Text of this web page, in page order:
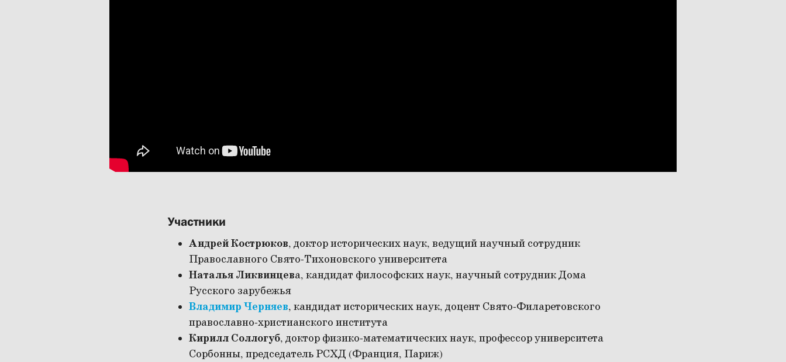
Участники
Андрей Кострюков, доктор исторических наук, ведущий научный сотрудник
Православного Свято-Тихоновского университета
Наталья Ликвинцева, кандидат философских наук, научный сотрудник Дома
Русского зарубежья
Владимир Черняев, кандидат исторических наук, доцент Свято-Филаретовского
православно-христианского института
Кирилл Соллогуб, доктор физико-математических наук, профессор университета
Сорбонны, председатель РСХД (Франция, Париж)